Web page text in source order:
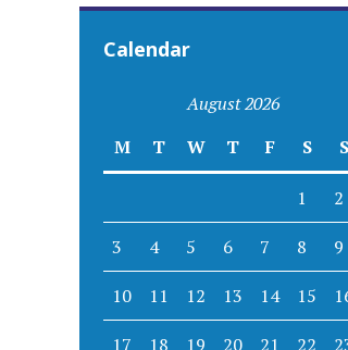
Calendar
August 2026
M
T W T F S S
1 2
3 4 5 6 7 8 9
10 11 12 13 14 15
17 18 19 20 21 22